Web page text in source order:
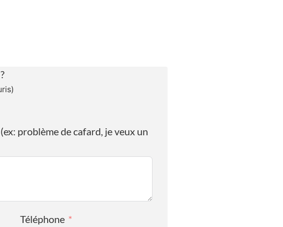
problème de cafard, je veux un
Téléphone